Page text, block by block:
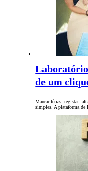
de um
Marcar férias, registar
simples. A plataforma